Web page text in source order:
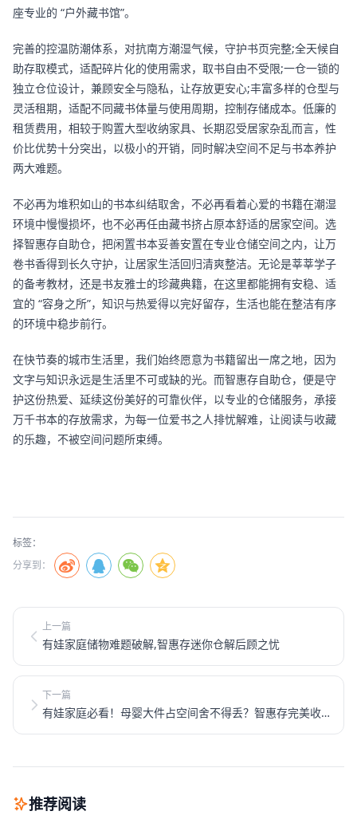
座专业的 “户外藏书馆”。
完善的控温防潮体系，对抗南方潮湿气候，守护书页完整;全天候自
助存取模式，适配碎片化的使用需求，取书自由不受限;一仓一锁的
独立仓位设计，兼顾安全与隐私，让存放更安心;丰富多样的仓型与
灵活租期，适配不同藏书体量与使用周期，控制存储成本。低廉的
租赁费用，相较于购置大型收纳家具、长期忍受居家杂乱而言，性
价比优势十分突出，以极小的开销，同时解决空间不足与书本养护
两大难题。
不必再为堆积如山的书本纠结取舍，不必再看着心爱的书籍在潮湿
环境中慢慢损坏，也不必再任由藏书挤占原本舒适的居家空间。选
择智惠存自助仓，把闲置书本妥善安置在专业仓储空间之内，让万
卷书香得到长久守护，让居家生活回归清爽整洁。无论是莘莘学子
的备考教材，还是书友雅士的珍藏典籍，在这里都能拥有安稳、适
宜的 “容身之所”，知识与热爱得以完好留存，生活也能在整洁有序
的环境中稳步前行。
在快节奏的城市生活里，我们始终愿意为书籍留出一席之地，因为
文字与知识永远是生活里不可或缺的光。而智惠存自助仓，便是守
护这份热爱、延续这份美好的可靠伙伴，以专业的仓储服务，承接
万千书本的存放需求，为每一位爱书之人排忧解难，让阅读与收藏
的乐趣，不被空间问题所束缚。
标签：
分享到：
上一篇
有娃家庭储物难题破解,智惠存迷你仓解后顾之忧
下一篇
有娃家庭必看！母婴大件占空间舍不得丢？智惠存完美收
推荐阅读